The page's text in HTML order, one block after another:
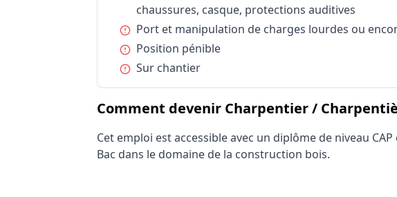
Conditions de travail et risques professionnels
Port et
Conditions de travail et risques professionnels
Position
Conditions de travail et risques professionnels
Statut d'emploi
Statut d'emploi
chaussures, casque, protections auditives
Condition :
Port et manipulation de charges lourdes ou
Condition :
Position pénible
Condition :
Sur chantier
Comment devenir Charpentier /
Cet emploi est accessible avec un diplôme de niveau
Bac dans le domaine de la construction bois.